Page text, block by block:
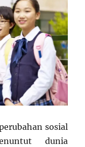
sosial
dunia